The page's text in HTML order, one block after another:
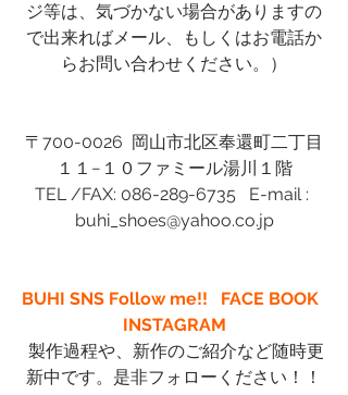
ジ等は、気づかない場合がありますの
で出来ればメール、もしくはお電話か
らお問い合わせください。）
〒700-0026  岡山市北区奉還町二丁目
１１−１０ファミール湯川１階
TEL /FAX: 086-289-6735   E-mail :
buhi_shoes@yahoo.co.jp
BUHI SNS Follow me!!
FACE BOOK
INSTAGRAM
新中です。是非フォローください！！